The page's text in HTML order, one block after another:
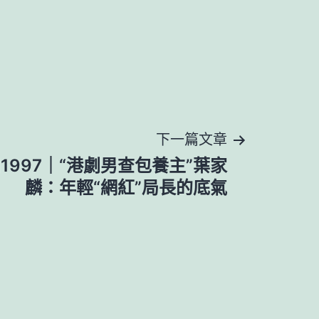
下一篇文章
｜“港劇男查包養主”葉家
麟：年輕“網紅”局長的底氣